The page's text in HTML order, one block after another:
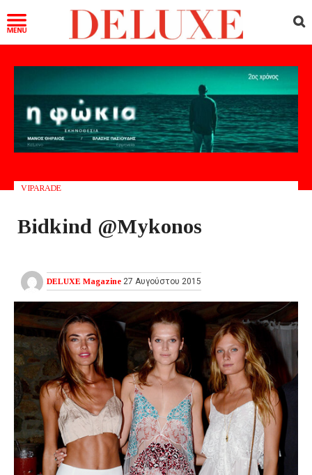
VIPARADE
Bidkind @Mykonos
DELUXE Magazine 27 Αυγούστου 2015